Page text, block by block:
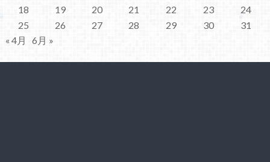
18
19 20 21 22 23
24
25
26 27 28 29 30
31
« 4月
6月 »